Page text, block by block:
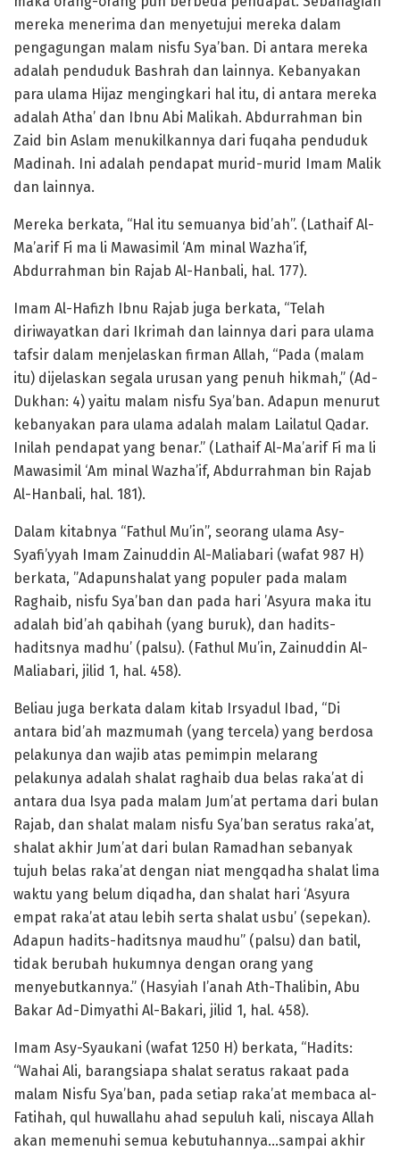
mereka menerima dan menyetujui mereka dalam
pengagungan malam nisfu Sya’ban. Di antara mereka
adalah penduduk Bashrah dan lainnya. Kebanyakan
para ulama Hijaz mengingkari hal itu, di antara mereka
adalah Atha’ dan Ibnu Abi Malikah. Abdurrahman bin
Zaid bin Aslam menukilkannya dari fuqaha penduduk
Madinah. Ini adalah pendapat murid-murid Imam Malik
dan lainnya.
Mereka berkata, “Hal itu semuanya bid’ah”. (Lathaif Al-
Ma’arif Fi ma li Mawasimil ‘Am minal Wazha’if,
Abdurrahman bin Rajab Al-Hanbali, hal. 177).
Imam Al-Hafizh Ibnu Rajab juga berkata, “Telah
diriwayatkan dari Ikrimah dan lainnya dari para ulama
tafsir dalam menjelaskan firman Allah, “Pada (malam
itu) dijelaskan segala urusan yang penuh hikmah,” (Ad-
Dukhan: 4) yaitu malam nisfu Sya’ban. Adapun menurut
kebanyakan para ulama adalah malam Lailatul Qadar.
Inilah pendapat yang benar.” (Lathaif Al-Ma’arif Fi ma li
Mawasimil ‘Am minal Wazha’if, Abdurrahman bin Rajab
Al-Hanbali, hal. 181).
Dalam kitabnya “Fathul Mu’in”, seorang ulama Asy-
Syafi’yyah Imam Zainuddin Al-Maliabari (wafat 987 H)
berkata, ”Adapunshalat yang populer pada malam
Raghaib, nisfu Sya’ban dan pada hari ’Asyura maka itu
adalah bid’ah qabihah (yang buruk), dan hadits-
haditsnya madhu’ (palsu). (Fathul Mu’in, Zainuddin Al-
Maliabari, jilid 1, hal. 458).
Beliau juga berkata dalam kitab Irsyadul Ibad, “Di
antara bid’ah mazmumah (yang tercela) yang berdosa
pelakunya dan wajib atas pemimpin melarang
pelakunya adalah shalat raghaib dua belas raka’at di
antara dua Isya pada malam Jum’at pertama dari bulan
Rajab, dan shalat malam nisfu Sya’ban seratus raka’at,
shalat akhir Jum’at dari bulan Ramadhan sebanyak
tujuh belas raka’at dengan niat mengqadha shalat lima
waktu yang belum diqadha, dan shalat hari ‘Asyura
empat raka’at atau lebih serta shalat usbu’ (sepekan).
Adapun hadits-haditsnya maudhu” (palsu) dan batil,
tidak berubah hukumnya dengan orang yang
menyebutkannya.” (Hasyiah I’anah Ath-Thalibin, Abu
Bakar Ad-Dimyathi Al-Bakari, jilid 1, hal. 458).
Imam Asy-Syaukani (wafat 1250 H) berkata, “Hadits:
“Wahai Ali, barangsiapa shalat seratus rakaat pada
malam Nisfu Sya’ban, pada setiap raka’at membaca al-
Fatihah, qul huwallahu ahad sepuluh kali, niscaya Allah
akan memenuhi semua kebutuhannya…sampai akhir